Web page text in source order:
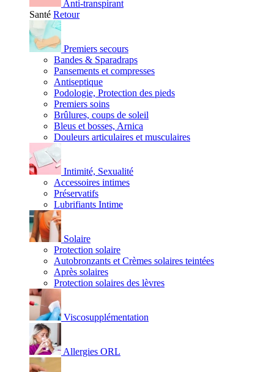
Anti-transpirant
Santé Retour
Premiers secours
Bandes & Sparadraps
Pansements et compresses
Antiseptique
Podologie, Protection des pieds
Premiers soins
Brûlures, coups de soleil
Bleus et bosses, Arnica
Douleurs articulaires et musculaires
Intimité, Sexualité
Accessoires intimes
Préservatifs
Lubrifiants Intime
Solaire
Protection solaire
Autobronzants et Crèmes solaires teintées
Après solaires
Protection solaires des lèvres
Viscosupplémentation
Allergies ORL